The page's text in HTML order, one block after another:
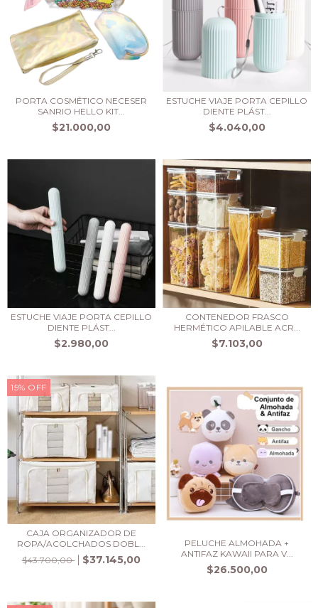
PORTA COSMÉTICO NECESER
SANRIO HELLO KIT...
$21.000,00
ESTUCHE VIAJE PORTA CEPILLO
DIENTE PLÁST...
$4.040,00
ESTUCHE VIAJE PORTA CEPILLO
DIENTE PLÁST...
$2.980,00
CONTENEDOR FRASCO
HERMÉTICO APILABLE ACR...
$7.103,00
15% OFF
CAJA ORGANIZADOR DE
ROPA/ACOLCHADOS DOBL...
$43.700,00
$37.145,00
PELUCHE ALMOHADA +
ANTIFAZ KAWAII PARA V...
$26.500,00